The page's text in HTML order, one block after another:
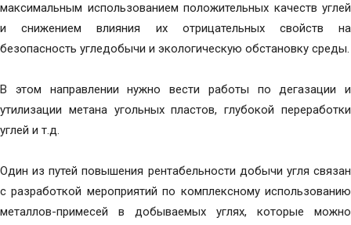
максимальным использованием положительных качеств углей
и снижением влияния их отрицательных свойств на
безопасность угледобычи и экологическую обстановку среды.
В этом направлении нужно вести работы по дегазации и
утилизации метана угольных пластов, глубокой переработки
углей и т.д.
Один из путей повышения рентабельности добычи угля связан
с разработкой мероприятий по комплексному использованию
металлов-примесей в добываемых углях, которые можно